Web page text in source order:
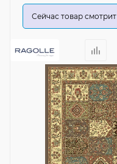
Сейчас товар смотрит